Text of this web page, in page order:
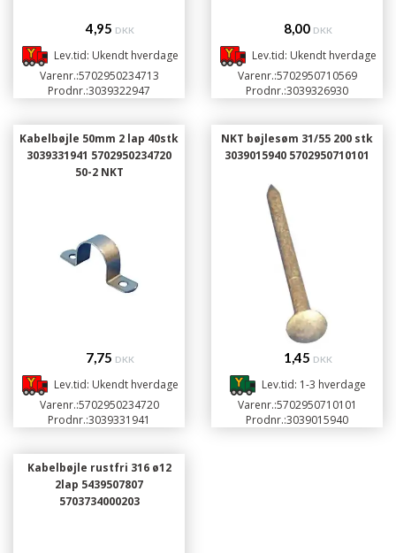
4,95 DKK
Lev.tid: Ukendt hverdage
Varenr.:5702950234713
Prodnr.:3039322947
8,00 DKK
Lev.tid: Ukendt hverdage
Varenr.:5702950710569
Prodnr.:3039326930
Kabelbøjle 50mm 2 lap 40stk
3039331941 5702950234720
50-2 NKT
7,75 DKK
Lev.tid: Ukendt hverdage
Varenr.:5702950234720
Prodnr.:3039331941
NKT bøjlesøm 31/55 200 stk
3039015940 5702950710101
1,45 DKK
Lev.tid: 1-3 hverdage
Varenr.:5702950710101
Prodnr.:3039015940
Kabelbøjle rustfri 316 ø12
2lap 5439507807
5703734000203